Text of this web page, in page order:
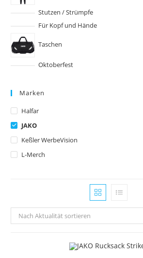
Stutzen / Strümpfe
Für Kopf und Hände
Taschen
Oktoberfest
Marken
Halfar
JAKO
Keßler WerbeVision
L-Merch
Nach Aktualität sortieren